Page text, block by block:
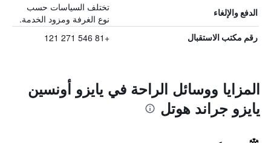
الدفع والإلغاء
تختلف السياسات حسب
نوع الغرفة ومزود الخدمة.
رقم مكتب الاستقبال +81 546 271 121
المزايا ووسائل الراحة في يايزو أونسين
يايزو جراند هوتل